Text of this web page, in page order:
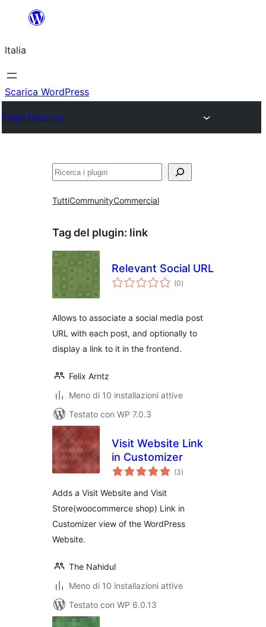
contenuto
Italia
Scarica WordPress
Plugin Directory
Cerca
TuttiCommunityCommercial
Tag del plugin: link
Relevant Social URL
(0valutazioni
totali
)
Allows to associate a social media post
URL with each post, and optionally to
display a link to it in the frontend.
Felix Arntz
Meno di 10 installazioni attive
Testato con WP 7.0.3
Visit Website Link
in Customizer
(3valutazioni
totali
)
Adds a Visit Website and Visit
Store(woocommerce shop) Link in
Customizer view of the WordPress
Website.
The Nahidul
Meno di 10 installazioni attive
Testato con WP 6.0.13